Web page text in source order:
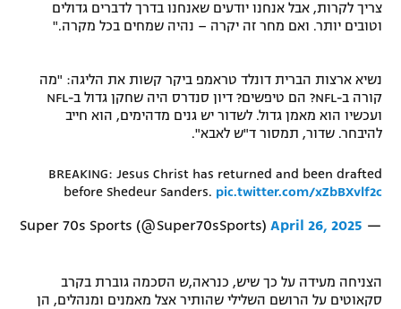
צריך לקרות, אבל אנחנו יודעים שאנחנו בדרך לדברים גדולים
וטובים יותר. ואם מחר זה יקרה – נהיה שמחים בכל מקרה."
נשיא ארצות הברית דונלד טראמפ ביקר קשות את הליגה: "מה
קורה ב-NFL? הם טיפשים? דיון סנדרס היה שחקן גדול ב-NFL
ועכשיו הוא מאמן גדול. לשדור יש גנים מדהימים, הוא חייב
להיבחר. שדור, תמסור ד"ש לאבא".
BREAKING: Jesus Christ has returned and been drafted
before Shedeur Sanders. pic.twitter.com/xZbBXvlf2c
— Super 70s Sports (@Super70sSports)
April 26, 2025
הצניחה מעידה על כך שיש, כנראה,ש הסכמה גוברת בקרב
סקאוטים על הרושם השלילי שהותיר אצל מאמנים ומנהלים, הן